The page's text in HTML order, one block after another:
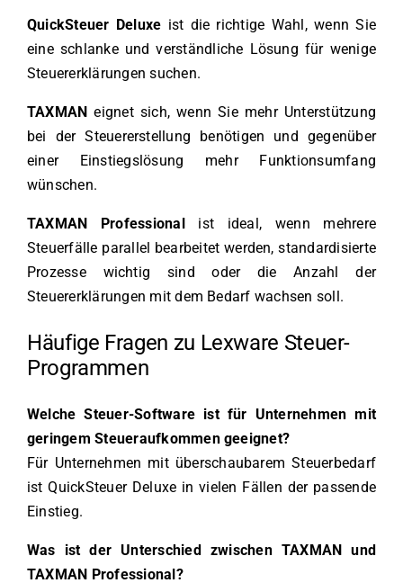
QuickSteuer Deluxe ist die richtige Wahl, wenn Sie
eine schlanke und verständliche Lösung für wenige
Steuererklärungen suchen.
TAXMAN eignet sich, wenn Sie mehr Unterstützung
bei der Steuererstellung benötigen und gegenüber
einer Einstiegslösung mehr Funktionsumfang
wünschen.
TAXMAN Professional
ist ideal, wenn mehrere
Steuerfälle parallel bearbeitet werden, standardisierte
Prozesse wichtig sind oder die Anzahl der
Steuererklärungen mit dem Bedarf wachsen soll.
Häufige Fragen zu Lexware Steuer-
Programmen
Welche Steuer-Software ist für Unternehmen mit
geringem Steueraufkommen geeignet?
Für Unternehmen mit überschaubarem Steuerbedarf
ist QuickSteuer Deluxe in vielen Fällen der passende
Einstieg.
Was ist der Unterschied zwischen TAXMAN und
TAXMAN Professional?